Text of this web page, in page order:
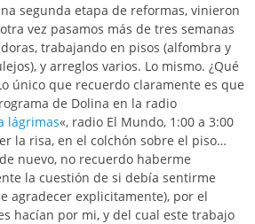
segunda etapa de reformas, vinieron
vez pasamos más de tres semanas
trabajando en pisos (alfombra y
y arreglos varios. Lo mismo. ¿Qué
único que recuerdo claramente es que
de Dolina en la radio
lágrimas«, radio El Mundo, 1:00 a 3:00
la risa, en el colchón sobre el piso…
nuevo, no recuerdo haberme
la cuestión de si debía sentirme
agradecer explicitamente), por el
hacían por mi, y del cual este trabajo